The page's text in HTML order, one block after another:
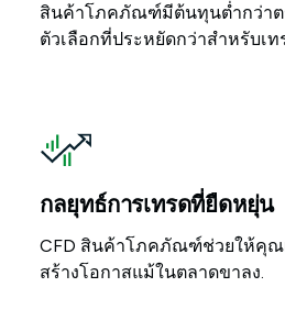
สินค้าโภคภัณฑ์มีต้นทุนต่ำกว่าต
ตัวเลือกที่ประหยัดกว่าสำหรับเท
กลยุทธ์การเทรดที่ยืดหยุ่น
CFD สินค้าโภคภัณฑ์ช่วยให้คุณ
สร้างโอกาสแม้ในตลาดขาลง.